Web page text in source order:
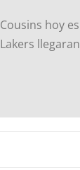
​​hoy